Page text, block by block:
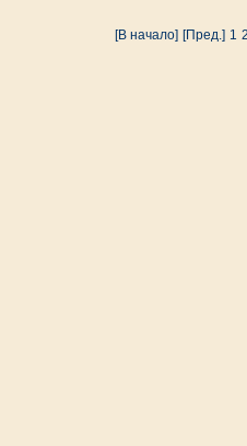
[В начало] [Пред.] 1